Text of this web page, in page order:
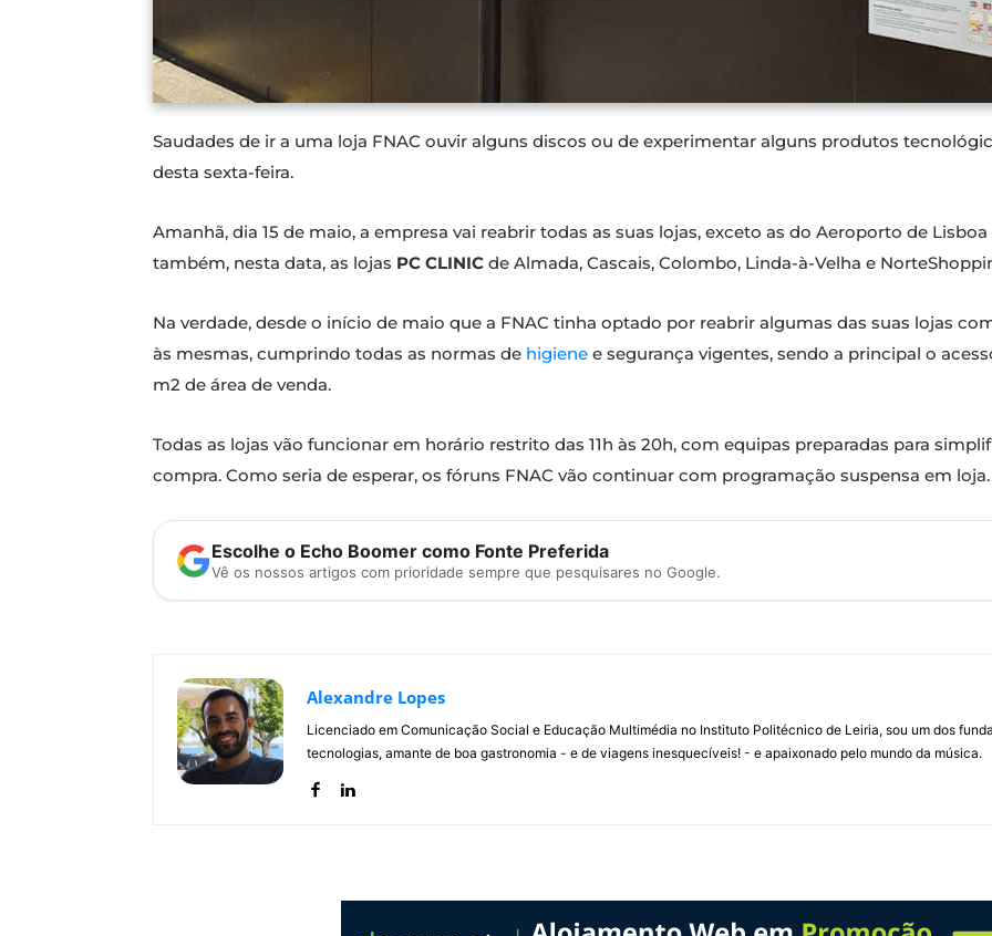
Saudades de ir a uma loja FNAC ouvir alguns discos ou de experimentar alguns produtos
desta sexta-feira.
Amanhã, dia 15 de maio, a empresa vai reabrir todas as suas lojas, exceto as do Aeroporto de
também, nesta data, as lojas PC CLINIC de Almada, Cascais, Colombo, Linda-à-Velha e
Na verdade, desde o início de maio que a FNAC tinha optado por reabrir algumas das suas lojas
às mesmas, cumprindo todas as normas de higiene e segurança vigentes, sendo a principal o
m2 de área de venda.
Todas as lojas vão funcionar em horário restrito das 11h às 20h, com equipas preparadas para
compra. Como seria de esperar, os fóruns FNAC vão continuar com programação suspensa em loja.
Escolhe o Echo Boomer como Fonte Preferida
Vê os nossos artigos com prioridade sempre que pesquisares no Google.
Alexandre Lopes
Licenciado em Comunicação Social e Educação Multimédia no Instituto Politécnico de Leiria, sou um dos
tecnologias, amante de boa gastronomia - e de viagens inesquecíveis! - e apaixonado pelo mundo da música.